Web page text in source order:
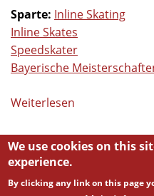
Sparte: Inline Skating
Inline Skates
Speedskater
Bayerische
Weiterlesen
2025
We use cookies on this
experience.
By clicking any link on this page